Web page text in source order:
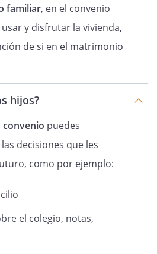
en compañía de cada
compartida, los fines
desde el viernes a
hasta el domingo a
unido a un fin de
en compañía
que correspondiera
en el domicilio
devueltos una vez
de visitas.
familiar, en el convenio
y disfrutar la vivienda,
de si en el matrimonio
hijos?
convenio puedes
decisiones que les
como por ejemplo:
el colegio, notas,